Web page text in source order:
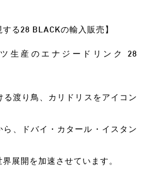
する28 BLACKの輸入販売 】
生産のエナジードリンク 28
渡り鳥、カリドリスをアイコン
ら、ドバイ・カタール・イスタン
展開を加速させています。